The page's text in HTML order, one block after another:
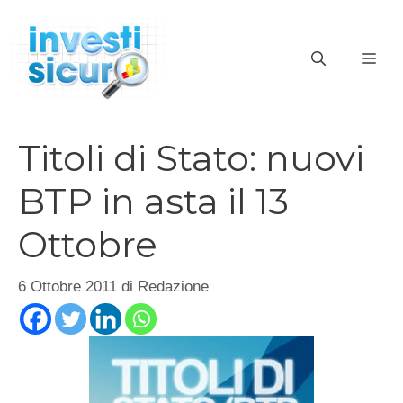
contenuto
Titoli di Stato: nuovi
BTP in asta il 13
Ottobre
6 Ottobre 2011 di Redazione